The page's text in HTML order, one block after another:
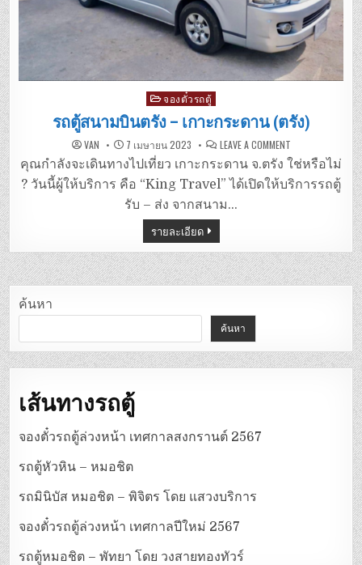
Posted
in
จองตั๋วรถตู้
รถตู้สนามบินตรัง – เกาะกระดาน (ตรัง)
VAN 7 เมษายน 2023 LEAVE A COMMENTON
รถ
ตู้
สนาม
บิน
ตรัง
คุณกำลังจะเดินทางไปเที่ยว เกาะกระดาน จ.ตรัง ใช่หรือไม่
? วันนี้ผู้ให้บริการ คือ “King Travel” ได้เปิดให้บริการรถตู้
รับ – ส่ง จากสนาม…
รายละเอียด
ค้นหา
ค้นหา
เส้นทางรถตู้
จองตั๋วรถตู้ล่วงหน้า เทศกาลสงกรานต์ 2567
รถตู้หัวหิน – หมอชิต
รถมินิบัส หมอชิต – พิจิตร โดย แสวงบริการ
จองตั๋วรถตู้ล่วงหน้า เทศกาลปีใหม่ 2567
รถตู้หมอชิต – พัทยา โดย วงสายทองทัวร์